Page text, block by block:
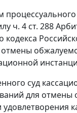
ч. 4 ст. 288
кодекса
суд
для отмены
удовлетворения